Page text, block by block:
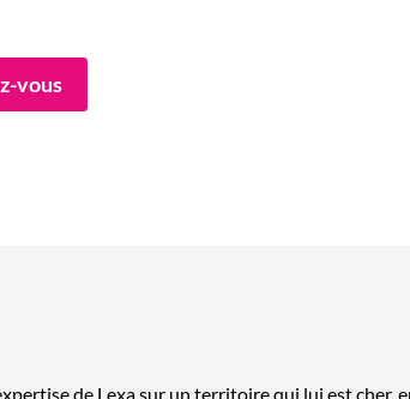
vous
de Lexa sur un territoire qui lui est cher,